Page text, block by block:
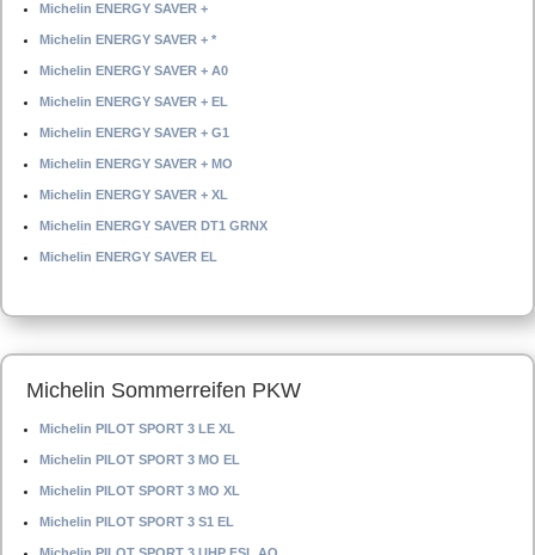
Michelin ENERGY SAVER +
Michelin ENERGY SAVER + *
Michelin ENERGY SAVER + A0
Michelin ENERGY SAVER + EL
Michelin ENERGY SAVER + G1
Michelin ENERGY SAVER + MO
Michelin ENERGY SAVER + XL
Michelin ENERGY SAVER DT1 GRNX
Michelin ENERGY SAVER EL
Michelin Sommerreifen PKW
Michelin PILOT SPORT 3 LE XL
Michelin PILOT SPORT 3 MO EL
Michelin PILOT SPORT 3 MO XL
Michelin PILOT SPORT 3 S1 EL